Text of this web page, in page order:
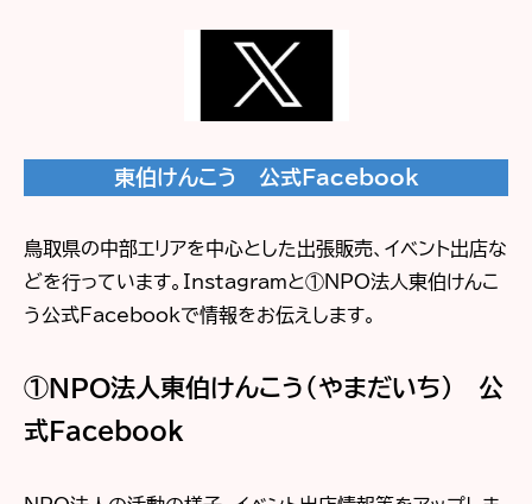
東伯けんこう 公式Facebook
鳥取県の中部エリアを中心とした出張販売、イベント出店な
どを行っています。Instagramと①NPO法人東伯けんこ
う公式Facebookで情報をお伝えします。
①NPO法人東伯けんこう（やまだいち） 公
式Facebook